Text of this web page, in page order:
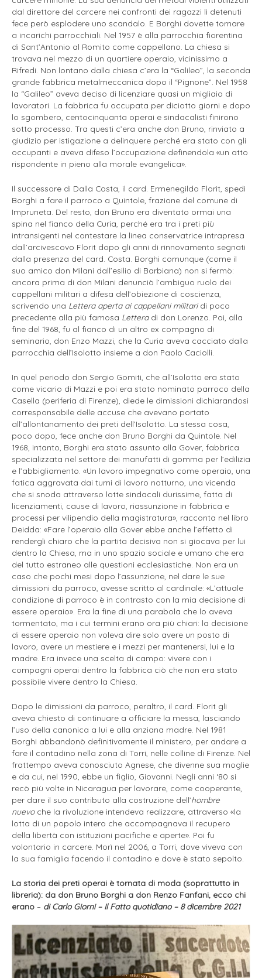
dal direttore del carcere nei confronti dei ragazzi lì detenuti
fece però esplodere uno scandalo. E Borghi dovette tornare
a incarichi parrocchiali. Nel 1957 è alla parrocchia fiorentina
di Sant’Antonio al Romito come cappellano. La chiesa si
trovava nel mezzo di un quartiere operaio, vicinissimo a
Rifredi. Non lontano dalla chiesa c’era la “Galileo”, la seconda
grande fabbrica metalmeccanica dopo il “Pignone”. Nel 1958
la “Galileo” aveva deciso di licenziare quasi un migliaio di
lavoratori. La fabbrica fu occupata per diciotto giorni e dopo
lo sgombero, centocinquanta operai e sindacalisti finirono
sotto processo. Tra questi c’era anche don Bruno, rinviato a
giudizio per istigazione a delinquere perché era stato con gli
occupanti e aveva difeso l’occupazione definendola «un atto
rispondente in pieno alla morale evangelica».
Il successore di Dalla Costa, il card. Ermenegildo Florit, spedì
Borghi a fare il parroco a Quintole, frazione del comune di
Impruneta. Del resto, don Bruno era diventato ormai una
spina nel fianco della Curia, perché era tra i preti più
intransigenti nel contestare la linea conservatrice intrapresa
dall’arcivescovo Florit dopo gli anni di rinnovamento segnati
dalla presenza del card. Costa. Borghi comunque (come il
suo amico don Milani dall’esilio di Barbiana) non si fermò:
ancora prima di don Milani denunciò l’ambiguo ruolo dei
cappellani militari a difesa dell’obiezione di coscienza,
scrivendo una Lettera aperta ai cappellani militari di poco
precedente alla più famosa Letteradi don Lorenzo. Poi, alla
fine del 1968, fu al fianco di un altro ex compagno di
seminario, don Enzo Mazzi, che la Curia aveva cacciato dalla
parrocchia dell’Isolotto insieme a don Paolo Caciolli.
In quel periodo don Sergio Gomiti, che all’Isolotto era stato
come vicario di Mazzi e poi era stato nominato parroco della
Casella (periferia di Firenze), diede le dimissioni dichiarandosi
corresponsabile delle accuse che avevano portato
all’allontanamento dei preti dell’Isolotto. La stessa cosa,
poco dopo, fece anche don Bruno Borghi da Quintole. Nel
1968, intanto, Borghi era stato assunto alla Gover, fabbrica
specializzata nel settore dei manufatti di gomma per l’edilizia
e l’abbigliamento. «Un lavoro impegnativo come operaio, una
fatica aggravata dai turni di lavoro notturno, una vicenda
che si snoda attraverso lotte sindacali durissime, fatta di
licenziamenti, cause di lavoro, riassunzione in fabbrica e
processi per vilipendio della magistratura», racconta nel libro
Deidda: «Fare l’operaio alla Gover ebbe anche l’effetto di
rendergli chiaro che la partita decisiva non si giocava per lui
dentro la Chiesa, ma in uno spazio sociale e umano che era
del tutto estraneo alle questioni ecclesiastiche. Non era un
caso che pochi mesi dopo l’assunzione, nel dare le sue
dimissioni da parroco, avesse scritto al cardinale: «L’attuale
condizione di parroco è in contrasto con la mia decisione di
essere operaio». Era la fine di una parabola che lo aveva
tormentato, ma i cui termini erano ora più chiari: la decisione
di essere operaio non voleva dire solo avere un posto di
lavoro, avere un mestiere e i mezzi per mantenersi, lui e la
madre. Era invece una scelta di campo: vivere con i
compagni operai dentro la fabbrica ciò che non era stato
possibile vivere dentro la Chiesa.
Dopo le dimissioni da parroco, peraltro, il card. Florit gli
aveva chiesto di continuare a officiare la messa, lasciando
l’uso della canonica a lui e alla anziana madre. Nel 1981
Borghi abbandonò definitivamente il ministero, per andare a
fare il contadino nella zona di Torri, nelle colline di Firenze. Nel
frattempo aveva conosciuto Agnese, che divenne sua moglie
e da cui, nel 1990, ebbe un figlio, Giovanni. Negli anni ‘80 si
recò più volte in Nicaragua per lavorare, come cooperante,
per dare il suo contributo alla costruzione dell’hombre
nuevo che la rivoluzione intendeva realizzare, attraverso «la
lotta di un popolo intero che accompagnava il recupero
della libertà con istituzioni pacifiche e aperte». Poi fu
volontario in carcere. Morì nel 2006, a Torri, dove viveva con
la sua famiglia facendo il contadino e dove è stato sepolto.
La storia dei preti operai è tornata di moda (soprattutto in
libreria): da don Bruno Borghi a don Renzo Fanfani, ecco chi
erano – di Carlo Giorni – Il Fatto quotidiano – 8 dicembre 2021